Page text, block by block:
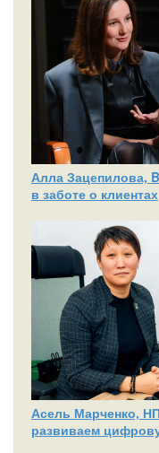
Алла Зацепилова,
в заботе о клиентах
Асель Марченко,
развиваем